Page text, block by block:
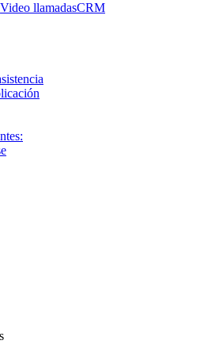
Video llamadasCRM